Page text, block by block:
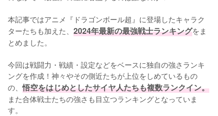
本記事ではアニメ『ドラゴンボール超』に登場したキャラク
ターたちも加えた、 2024年最新の最強戦士ランキングをま
とめました。
今回は戦闘力・戦績・設定などをベースに独自の強さランキ
ングを作成！神々やその側近たちが上位をしめているもの
の、悟空をはじめとしたサイヤ人たちも複数ランクイン。
また合体戦士たちの強さも目立つランキングとなっていま
す。